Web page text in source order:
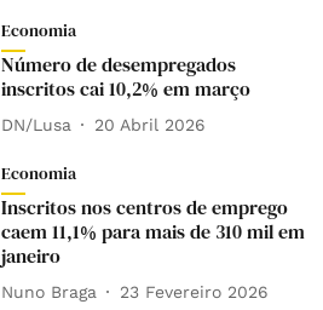
Economia
Número de desempregados
inscritos cai 10,2% em março
DN/Lusa 20 Abril 2026
Economia
Inscritos nos centros de emprego
caem 11,1% para mais de 310 mil em
janeiro
Nuno Braga 23 Fevereiro 2026